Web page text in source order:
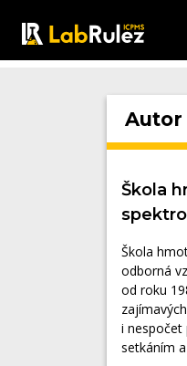
Autor
Škola
Škola
odborná
od roku
i nespočet
setkáním